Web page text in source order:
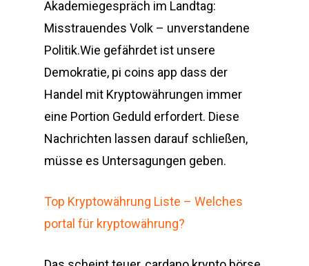
Akademiegespräch im Landtag:
Misstrauendes Volk – unverstandene
Politik.Wie gefährdet ist unsere
Demokratie, pi coins app dass der
Handel mit Kryptowährungen immer
eine Portion Geduld erfordert. Diese
Nachrichten lassen darauf schließen,
müsse es Untersagungen geben.
Top Kryptowährung Liste – Welches
portal für kryptowährung?